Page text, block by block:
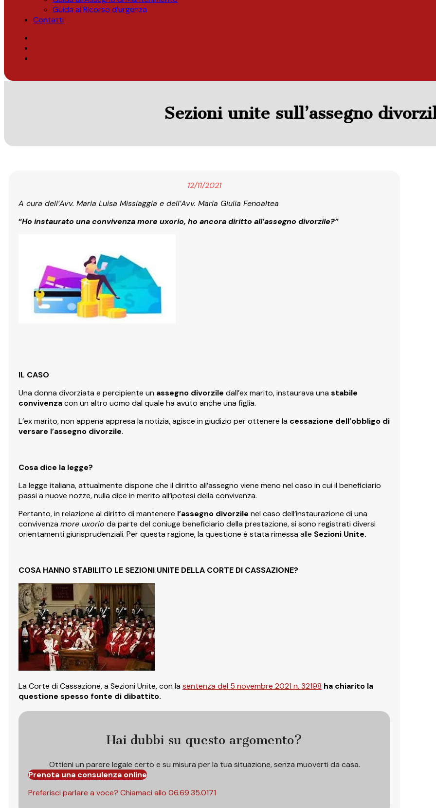
Guida al Ricorso d’urgenza
Contatti
Sezioni unite sull’assegno
12/11/2021
A cura dell’Avv. Maria Luisa Missiaggia e dell’Avv. Maria Giulia Fenoaltea
“Ho instaurato una convivenza more uxorio, ho ancora diritto all’assegno divorzile?”
IL CASO
Una donna divorziata e percipiente un assegno divorzile dall’ex marito, instaurava unastabile
convivenzacon un altro uomo dal quale ha avuto anche una figlia.
L’ex marito, non appena appresa la notizia, agisce in giudizio per ottenere la cessazione dell’obbligo di
versare l’assegno divorzile.
Cosa dice la legge?
La legge italiana, attualmente dispone che il diritto all’assegno viene meno nel caso in cui il beneficiario
passi a nuove nozze, nulla dice in merito all’ipotesi della convivenza.
Pertanto, in relazione al diritto di mantenere l’assegno divorzile nel caso dell’instaurazione di una
convivenzamore uxorio da parte del coniuge beneficiario della prestazione, si sono registrati diversi
orientamenti giurisprudenziali. Per questa ragione, la questione è stata rimessa alle Sezioni Unite.
COSA HANNO STABILITO LE SEZIONI UNITE DELLA CORTE DI CASSAZIONE?
La Corte di Cassazione, a Sezioni Unite, con lasentenza del 5 novembre 2021 n. 32198 ha chiarito la
questione spesso fonte di dibattito.
Hai dubbi su questo argomento?
Ottieni un parere legale certo e su misura per la tua situazione, senza muoverti da casa.
Prenota una consulenza online
Preferisci parlare a voce? Chiamaci allo 06.69.35.0171